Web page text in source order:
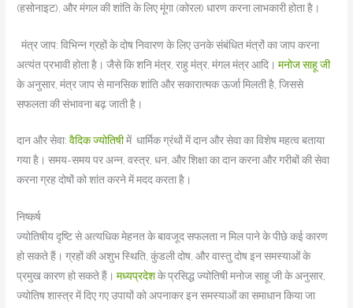
(हसोनाइट), और मंगल की शांति के लिए मूंगा (कोरल) धारण करना लाभकारी होता है।
मंत्र जाप: विभिन्न ग्रहों के दोष निवारण के लिए उनके संबंधित मंत्रों का जाप करना
अत्यंत प्रभावी होता है। जैसे कि शनि मंत्र, राहु मंत्र, मंगल मंत्र आदि।मनोज साहू जी
के अनुसार, मंत्र जाप से मानसिक शांति और सकारात्मक ऊर्जा मिलती है, जिससे
सफलता की संभावना बढ़ जाती है।
दान और सेवा: वैदिक ज्योतिषीमें धार्मिक ग्रंथों में दान और सेवा का विशेष महत्व बताया
गया है। समय-समय पर अन्न, वस्त्र, धन, और शिक्षा का दान करना और गरीबों की सेवा
करना ग्रह दोषों को शांत करने में मदद करता है।
निष्कर्ष
ज्योतिषीय दृष्टि से अत्यधिक मेहनत के बावजूद सफलता न मिल पाने के पीछे कई कारण
हो सकते हैं। ग्रहों की अशुभ स्थिति, कुंडली दोष, और वास्तु दोष इन समस्याओं के
प्रमुख कारण हो सकते हैं।मध्यप्रदेशके प्रसिद्ध ज्योतिषी मनोज साहू जीके अनुसार,
ज्योतिष शास्त्र में दिए गए उपायों को अपनाकर इन समस्याओं का समाधान किया जा